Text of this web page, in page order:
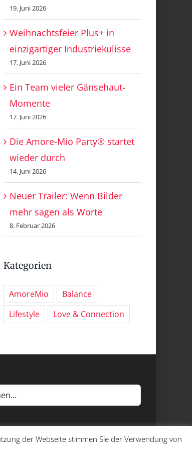
19. Juni 2026
Weihnachtsfeier Plus+ in
einzigartiger Industriekulisse
17. Juni 2026
Ein Team vieler Gänsehaut-
Momente
17. Juni 2026
Die Amore-Mio Party® startet
wieder durch
14. Juni 2026
Neuer Trailer: Wenn Bilder
mehr sagen als Worte
8. Februar 2026
Kategorien
AmoreMio
Balance
Lifestyle
Love & Connection
der Webseite stimmen Sie der Verwendung von